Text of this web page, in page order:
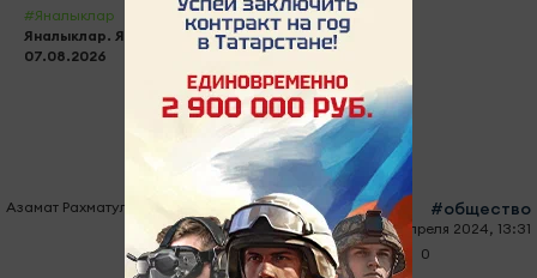
#Яналыклар
Яналыклар. Яр Чаллы.
07.08.2026
#Видео новости
Новости Челнов от
07.08.2026
Азамат Рахматуллин #общество
10 апреля 2024, 13:31
860
0 0